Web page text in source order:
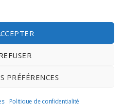
PRÉFÉRENCES
Politique de confidentialité
Scènes & Cinés
d’offre
Pro